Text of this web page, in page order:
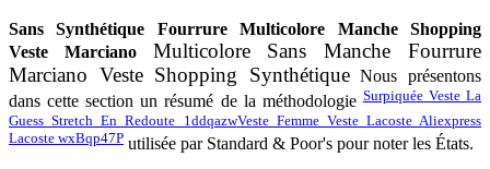
Sans Synthétique Fourrure Multicolore Manche Shopping
Veste Marciano
Multicolore Sans Manche Fourrure
Marciano Veste Shopping SynthétiqueNous présentons
dans cette section un résumé de la méthodologieSurpiquée Veste La
Guess Stretch En Redoute 1ddqazwVeste Femme Veste Lacoste Aliexpress
Lacoste wxBqp47P utilisée par Standard & Poor's pour noter les États.